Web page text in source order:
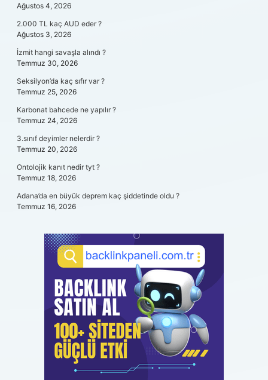
Ağustos 4, 2026
2.000 TL kaç AUD eder ?
Ağustos 3, 2026
İzmit hangi savaşla alındı ?
Temmuz 30, 2026
Seksilyon’da kaç sıfır var ?
Temmuz 25, 2026
Karbonat bahcede ne yapılır ?
Temmuz 24, 2026
3.sınıf deyimler nelerdir ?
Temmuz 20, 2026
Ontolojik kanıt nedir tyt ?
Temmuz 18, 2026
Adana’da en büyük deprem kaç şiddetinde oldu ?
Temmuz 16, 2026